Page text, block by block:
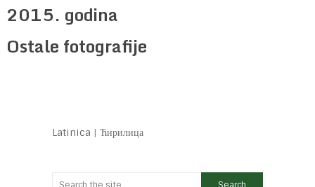
2015. godina
Ostale fotografije
Latinica | Ћирилица